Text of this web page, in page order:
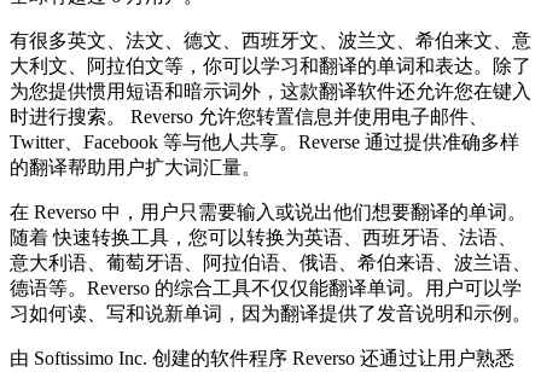
有很多英文、法文、德文、西班牙文、波兰文、希伯来文、意
大利文、阿拉伯文等，你可以学习和翻译的单词和表达。除了
为您提供惯用短语和暗示词外，这款翻译软件还允许您在键入
时进行搜索。 Reverso 允许您转置信息并使用电子邮件、
Twitter、Facebook 等与他人共享。Reverse 通过提供准确多样
的翻译帮助用户扩大词汇量。
在 Reverso 中，用户只需要输入或说出他们想要翻译的单词。
随着 快速转换工具，您可以转换为英语、西班牙语、法语、
意大利语、葡萄牙语、阿拉伯语、俄语、希伯来语、波兰语、
德语等。Reverso 的综合工具不仅仅能翻译单词。用户可以学
习如何读、写和说新单词，因为翻译提供了发音说明和示例。
由 Softissimo Inc. 创建的软件程序 Reverso 还通过让用户熟悉